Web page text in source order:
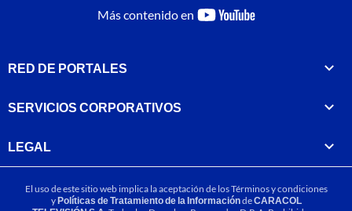
Más contenido en
youtube-
RED DE PORTALES
SERVICIOS CORPORATIVOS
LEGAL
El uso de este sitio web implica la aceptación de losTérminos y condiciones
yPolíticas de Tratamiento de la InformacióndeCARACOL